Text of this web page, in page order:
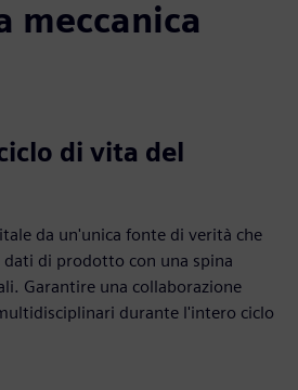
meccanica
di vita del
da un'unica fonte di verità che
di prodotto con una spina
Garantire una collaborazione
durante l'intero ciclo